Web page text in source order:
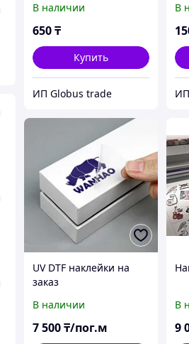
В наличии
650₸
Купить
ИП Globus trade
В
UV DTF наклейки на
заказ
В наличии
7 500₸/пог.м
В
9